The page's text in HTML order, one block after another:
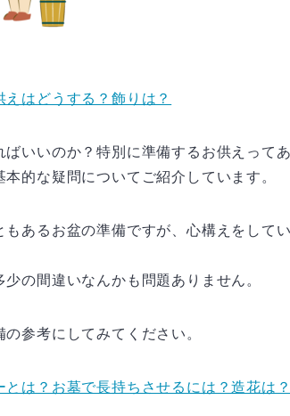
はどうする？飾りは？
いいのか？特別に準備するお供えって
的な疑問についてご紹介しています。
あるお盆の準備ですが、心構えをして
の間違いなんかも問題ありません。
参考にしてみてください。
は？お墓で長持ちさせるには？造花は？